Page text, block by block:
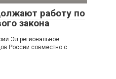
работу по
закона
Эл региональное
России совместно с